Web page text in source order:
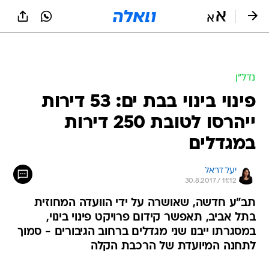
נדל״ן
פינוי בינוי בבת ים: 53 דירות
ייהרסו לטובת 250 דירות
במגדלים
יעל דראל
30.8.2017 / 11:12
תב"ע חדשה, שאושרה על ידי הוועדה המחוזית
בתל אביב, תאפשר קידום פרויקט פינוי בינוי,
במסגרתו ייבנו שני מגדלים ברחוב הגיבורים - סמוך
לתחנה המיועדת של הרכבת הקלה